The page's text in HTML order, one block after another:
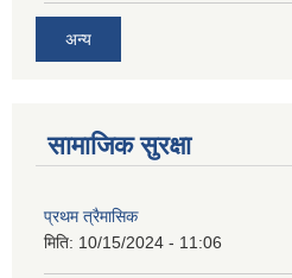
अन्य
सामाजिक सुरक्षा
प्रथम त्रैमासिक
मिति: 10/15/2024 - 11:06